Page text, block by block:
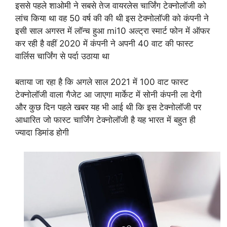
इससे पहले शाओमी ने सबसे तेज वायरलेस चार्जिंग टेक्नोलॉजी को
लांच किया था वह 50 वर्ष की की थी इस टेक्नोलॉजी को कंपनी ने
इसी साल अगस्त में लॉन्च हुआ mi10 अल्ट्रा स्मार्ट फोन में ऑफर
कर रही है वहीं 2020 में कंपनी ने अपनी 40 वाट की फास्ट
वार्लिस चार्जिंग से पर्दा उठाया था
बताया जा रहा है कि अगले साल 2021 में 100 वाट फास्ट
टेक्नोलॉजी वाला गैजेट आ जाएगा मार्केट में सोनी कंपनी ला देगी
और कुछ दिन पहले खबर यह भी आई थी कि इस टेक्नोलॉजी पर
आधारित जो फास्ट चार्जिंग टेक्नोलॉजी है यह भारत में बहुत ही
ज्यादा डिमांड होगी